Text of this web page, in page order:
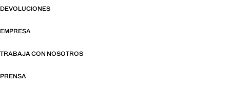
DEVOLUCIONES
EMPRESA
TRABAJA CON NOSOTROS
PRENSA